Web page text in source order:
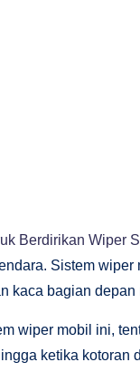
Berdirikan Wiper
Sistem
kaca bagian depan
wiper mobil ini,
ketika kotoran